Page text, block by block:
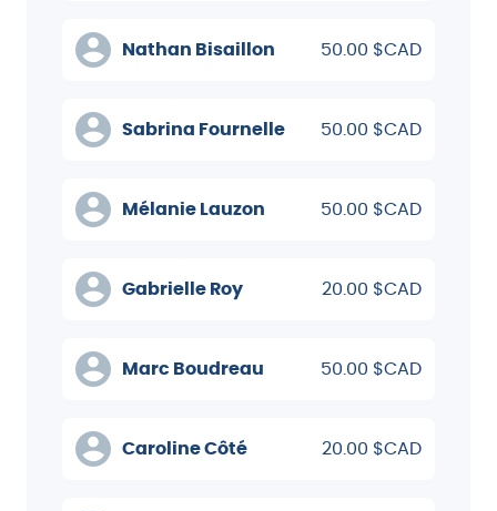
Nathan Bisaillon 50.00 $CAD
Sabrina Fournelle 50.00 $CAD
Mélanie Lauzon 50.00 $CAD
Gabrielle Roy 20.00 $CAD
Marc Boudreau 50.00 $CAD
Caroline Côté 20.00 $CAD